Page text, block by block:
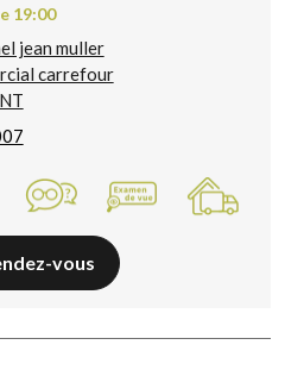
19:00
jean muller
carrefour
vous